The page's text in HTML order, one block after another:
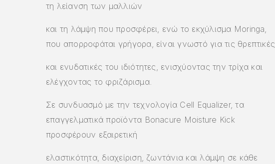
τη λείανση των μαλλιών
και τη λάμψη που προσφέρει, ενώ το εκχύλισμα Moringa,
που απορροφάται γρήγορα, είναι γνωστό για τις θρεπτικές
και ενυδατικές του ιδιότητες, ενισχύοντας την τρίχα και
ελέγχοντας το φριζάρισμα.
Σε συνδυασμό με την τεχνολογία Cell Equalizer, τα
επαγγελματικά προϊόντα Bonacure Moisture Kick
προσφέρουν εξαιρετική
ελαστικότητα, διαχείριση, ζωντάνια και λάμψη σε κάθε